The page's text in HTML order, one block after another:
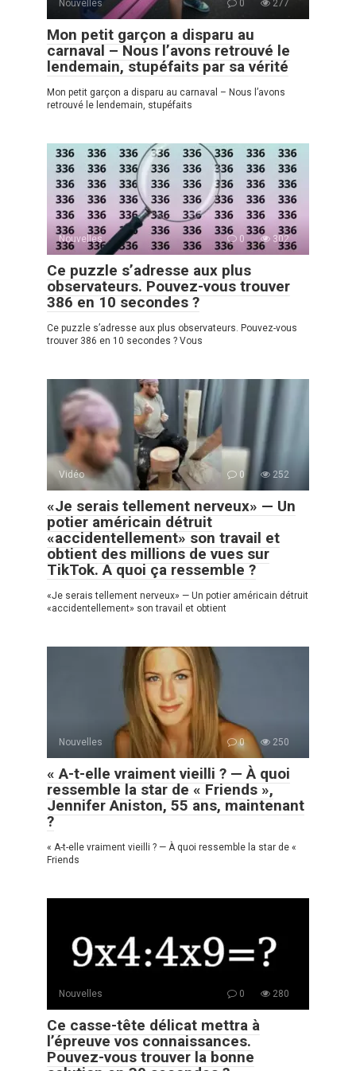
Nouvelles 0 277
Mon petit garçon a disparu au
carnaval – Nous l’avons retrouvé le
lendemain, stupéfaits par sa vérité
Mon petit garçon a disparu au carnaval – Nous l’avons
retrouvé le lendemain, stupéfaits
Nouvelles 0 302
Ce puzzle s’adresse aux plus
observateurs. Pouvez-vous trouver
386 en 10 secondes ?
Ce puzzle s’adresse aux plus observateurs. Pouvez-vous
trouver 386 en 10 secondes ? Vous
Vidéo 0 252
«Je serais tellement nerveux» — Un
potier américain détruit
«accidentellement» son travail et
obtient des millions de vues sur
TikTok. A quoi ça ressemble ?
«Je serais tellement nerveux» — Un potier américain détruit
«accidentellement» son travail et obtient
Nouvelles 0 250
« A-t-elle vraiment vieilli ? — À quoi
ressemble la star de « Friends »,
Jennifer Aniston, 55 ans, maintenant
?
« A-t-elle vraiment vieilli ? — À quoi ressemble la star de «
Friends
Nouvelles 0 280
Ce casse-tête délicat mettra à
l’épreuve vos connaissances.
Pouvez-vous trouver la bonne